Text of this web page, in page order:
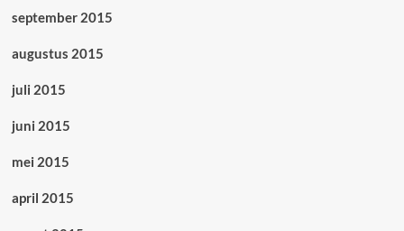
september 2015
augustus 2015
juli 2015
juni 2015
mei 2015
april 2015